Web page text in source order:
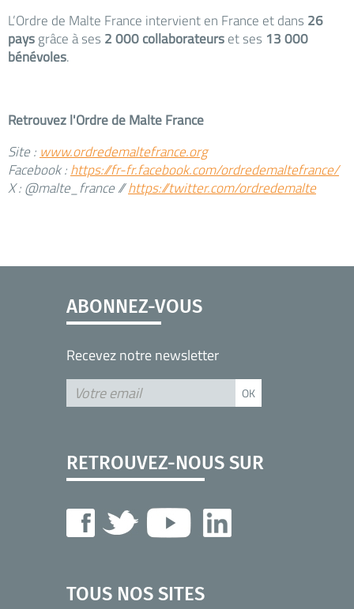
L’Ordre de Malte France intervient en France et dans 26
paysgrâce à ses 2 000 collaborateurset ses 13 000
bénévoles.
Retrouvez l'Ordre de Malte France
Site : www.ordredemaltefrance.org
Facebook :https://fr-fr.facebook.com/ordredemaltefrance/
X : @malte_france //https://twitter.com/ordredemalte
ABONNEZ-VOUS
Recevez notre newsletter
RETROUVEZ-NOUS SUR
TOUS NOS SITES